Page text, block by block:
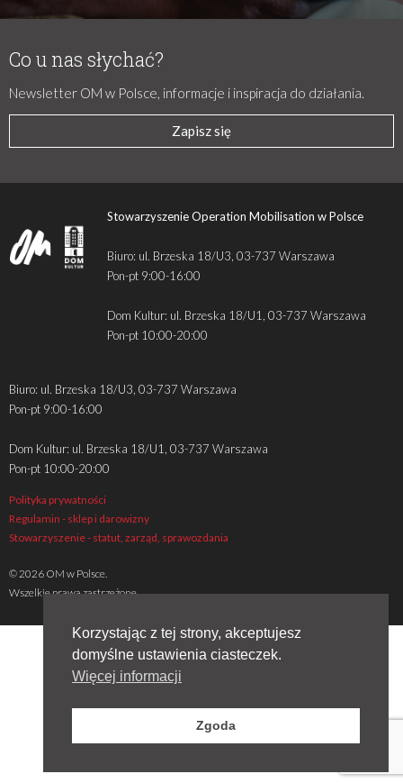
Co u nas słychać?
Newsletter OM w Polsce, informacje i inspiracja do działania.
Zapisz się
Stowarzyszenie Operation Mobilisation w Polsce
Biuro: ul. Brzeska 18/U3, 03-737 Warszawa
Pon-pt 9:00-16:00
Dom Kultur: ul. Brzeska 18/U1, 03-737 Warszawa
Pon-pt 10:00-20:00
Biuro: ul. Brzeska 18/U3, 03-737 Warszawa
Pon-pt 9:00-16:00
Dom Kultur: ul. Brzeska 18/U1, 03-737 Warszawa
Pon-pt 10:00-20:00
Polityka prywatności
Regulamin - sklep i darowizny
Stowarzyszenie - statut, zarząd, sprawozdania
© 2026 OM w Polsce.
Wszelkie prawa zastrzeżone
Korzystając z tej strony, akceptujesz
domyślne ustawienia ciasteczek.
Więcej informacji
Zgoda